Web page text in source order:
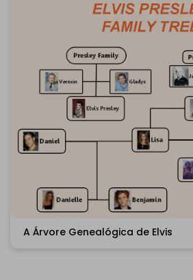
A Árvore Genealógica de Elvis